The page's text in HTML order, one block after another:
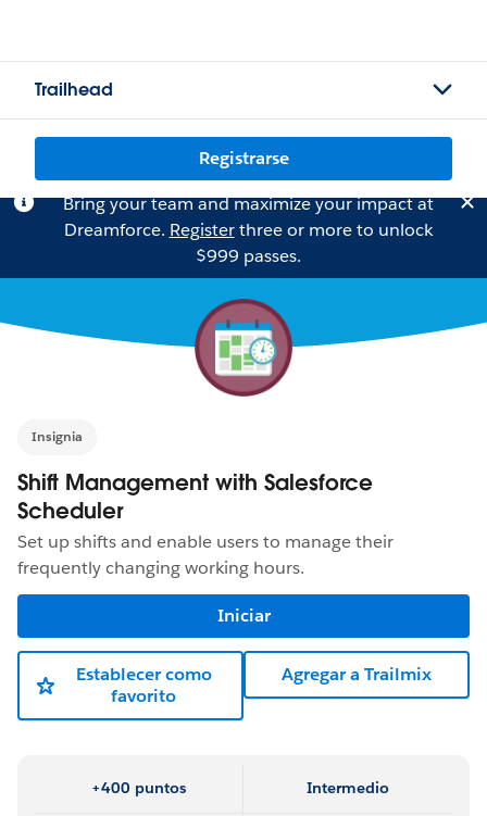
Trailhead
Registrarse
Bring your team and maximize your impact at
Dreamforce. Registerthree or more to unlock
$999 passes.
Insignia
Shift Management with Salesforce
Scheduler
Set up shifts and enable users to manage their
frequently changing working hours.
Iniciar
Establecer como
favorito
Agregar a Trailmix
+400 puntos Intermedio